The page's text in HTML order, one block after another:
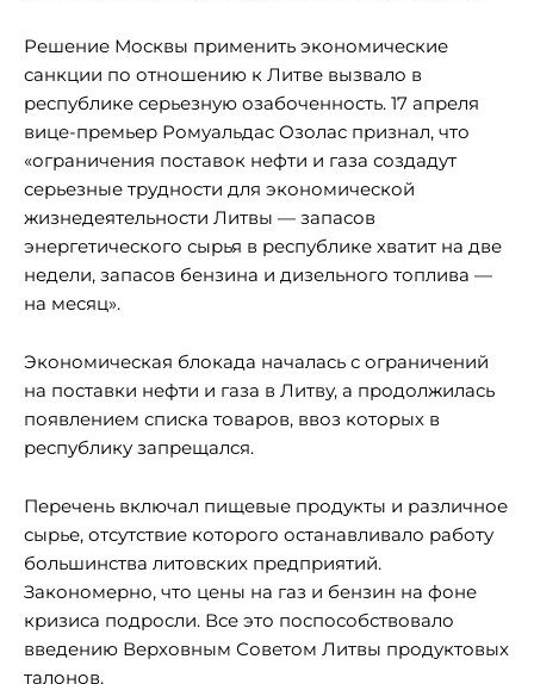
Решение Москвы применить экономические
санкции по отношению к Литве вызвало в
республике серьезную озабоченность. 17 апреля
вице-премьер Ромуальдас Озолас признал, что
«ограничения поставок нефти и газа создадут
серьезные трудности для экономической
жизнедеятельности Литвы — запасов
энергетического сырья в республике хватит на две
недели, запасов бензина и дизельного топлива —
на месяц».
Экономическая блокада началась с ограничений
на поставки нефти и газа в Литву, а продолжилась
появлением списка товаров, ввоз которых в
республику запрещался.
Перечень включал пищевые продукты и различное
сырье, отсутствие которого останавливало работу
большинства литовских предприятий.
Закономерно, что цены на газ и бензин на фоне
кризиса подросли. Все это поспособствовало
введению Верховным Советом Литвы продуктовых
талонов.